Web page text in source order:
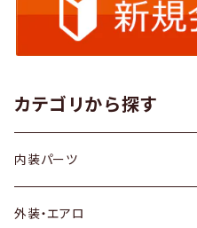
カテゴリから探す
内装パーツ
トヨタ
外装・エアロ